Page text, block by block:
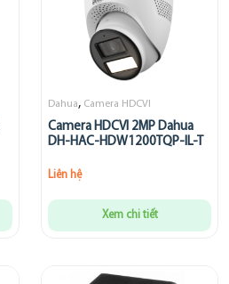
Dahua, Camera HDCVI
Camera HDCVI 2MP Dahua
DH-HAC-HDW1200TQP-IL-T
Liên hệ
Xem chi tiết